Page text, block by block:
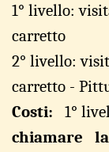
1° livello:
carretto
2° livello:
carretto - Pitt
Costi: 1° l
chiamare